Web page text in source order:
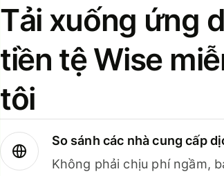
Tải xuống ứng
tiền tệ Wise
tôi
So sánh các nhà cung cấp
Không phải chịu phí ngầm,